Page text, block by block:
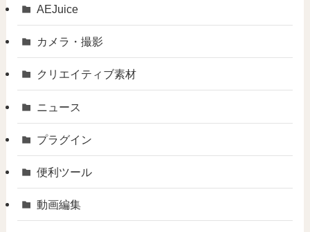
AEJuice
カメラ・撮影
クリエイティブ素材
ニュース
プラグイン
便利ツール
動画編集